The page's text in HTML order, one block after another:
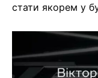
стати якорем у